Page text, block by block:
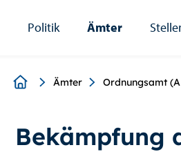
Politik Ämter
Breadcrumb
Ämter Ordnungsamt
Bekämpfung